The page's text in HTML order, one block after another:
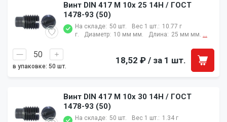
Винт DIN 417 M 10x 25 14H / ГОСТ
1478-93 (50)
На складе: 50 шт. Вес 1 шт.: 10.77 г
г.
Диаметр: 10 мм мм. Длина: 25 мм мм. ...
в упаковке: 50 шт.
18,52 ₽ / за 1 шт.
Винт DIN 417 M 10x 30 14H / ГОСТ
1478-93 (50)
На складе: 50 шт. Вес 1 шт.: 1.34 г